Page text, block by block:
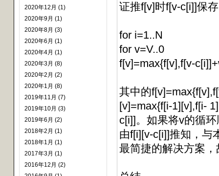
2020年12月 (1)
2020年9月 (1)
2020年8月 (3)
2020年6月 (1)
2020年4月 (1)
2020年3月 (8)
2020年2月 (2)
2020年1月 (8)
2019年11月 (7)
2019年10月 (3)
2019年6月 (2)
2018年2月 (1)
2018年1月 (1)
2017年3月 (1)
2016年12月 (2)
证推f[v]时f[v-c[i]]保
for i=1..N
for v=V..0
f[v]=max{f[v],f[v-
其中的
[v]=max{f[i-1][v],f[i-
c[i]]。如果将v的循
由f[i][v-c[i]]推知，与
最简捷的解决方案